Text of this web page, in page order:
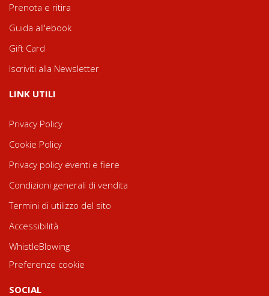
Prenota e ritira
Guida all'ebook
Gift Card
Iscriviti alla Newsletter
LINK UTILI
Privacy Policy
Cookie Policy
Privacy policy eventi e fiere
Condizioni generali di vendita
Termini di utilizzo del sito
Accessibilità
WhistleBlowing
Preferenze cookie
SOCIAL